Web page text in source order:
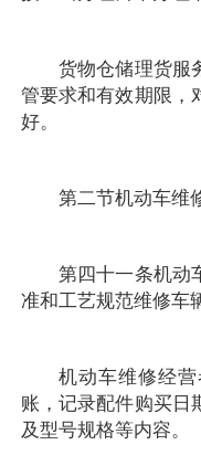
货物仓储理货服
管要求和有效期限，
好。
第二节机动车维
第四十一条机动
准和工艺规范维修车
机动车维修经
账，记录配件购买日
及型号规格等内容。